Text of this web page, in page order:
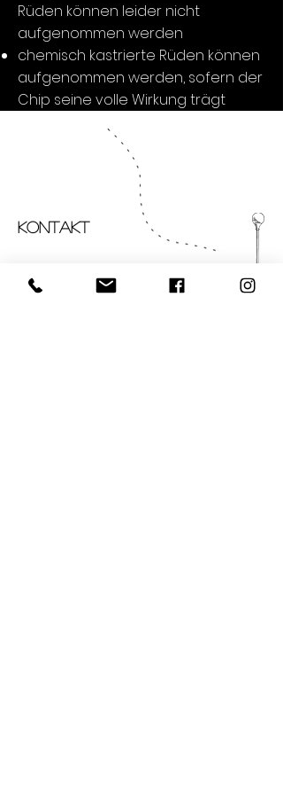
Rüden können leider nicht
aufgenommen werden
chemisch kastrierte Rüden können
aufgenommen werden, sofern der
Chip seine volle Wirkung trägt
KONTAKT